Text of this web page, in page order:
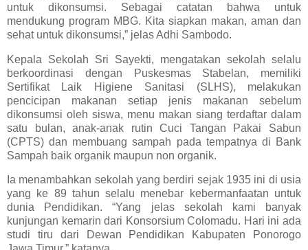
untuk dikonsumsi. Sebagai catatan bahwa untuk
mendukung program MBG. Kita siapkan makan, aman dan
sehat untuk dikonsumsi,” jelas Adhi Sambodo.
Kepala Sekolah Sri Sayekti, mengatakan sekolah selalu
berkoordinasi dengan Puskesmas Stabelan, memiliki
Sertifikat Laik Higiene Sanitasi (SLHS), melakukan
pencicipan makanan setiap jenis makanan sebelum
dikonsumsi oleh siswa, menu makan siang terdaftar dalam
satu bulan, anak-anak rutin Cuci Tangan Pakai Sabun
(CPTS) dan membuang sampah pada tempatnya di Bank
Sampah baik organik maupun non organik.
Ia menambahkan sekolah yang berdiri sejak 1935 ini di usia
yang ke 89 tahun selalu menebar kebermanfaatan untuk
dunia Pendidikan. “Yang jelas sekolah kami banyak
kunjungan kemarin dari Konsorsium Colomadu. Hari ini ada
studi tiru dari Dewan Pendidikan Kabupaten Ponorogo